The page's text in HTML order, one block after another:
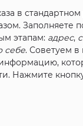
в
Заполняете
этапам: адрес,
себе. Советуем
информацию,
Нажмите